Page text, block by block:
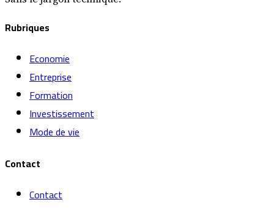
Rubriques
Economie
Entreprise
Formation
Investissement
Mode de vie
Contact
Contact